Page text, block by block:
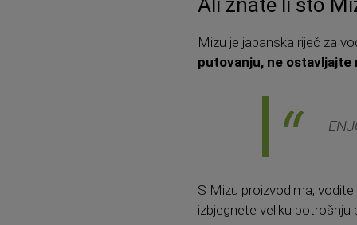
Ali znate li što
Mizu je japanska riječ za
putovanju, ne ostavljajte
S Mizu proizvodima,
izbjegnete veliku potrošnju